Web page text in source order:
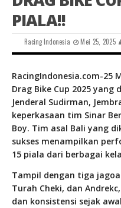
PIALA!!
Racing Indonesia Mei 25, 2025
RacingIndonesia.com-25
Drag Bike Cup 2025 yang
Jenderal Sudirman,
keperkasaan tim Sinar
Boy. Tim asal Bali yang
sukses menampilkan
15 piala dari berbagai
Tampil dengan tiga
Turah Cheki, dan
dan konsistensi sejak